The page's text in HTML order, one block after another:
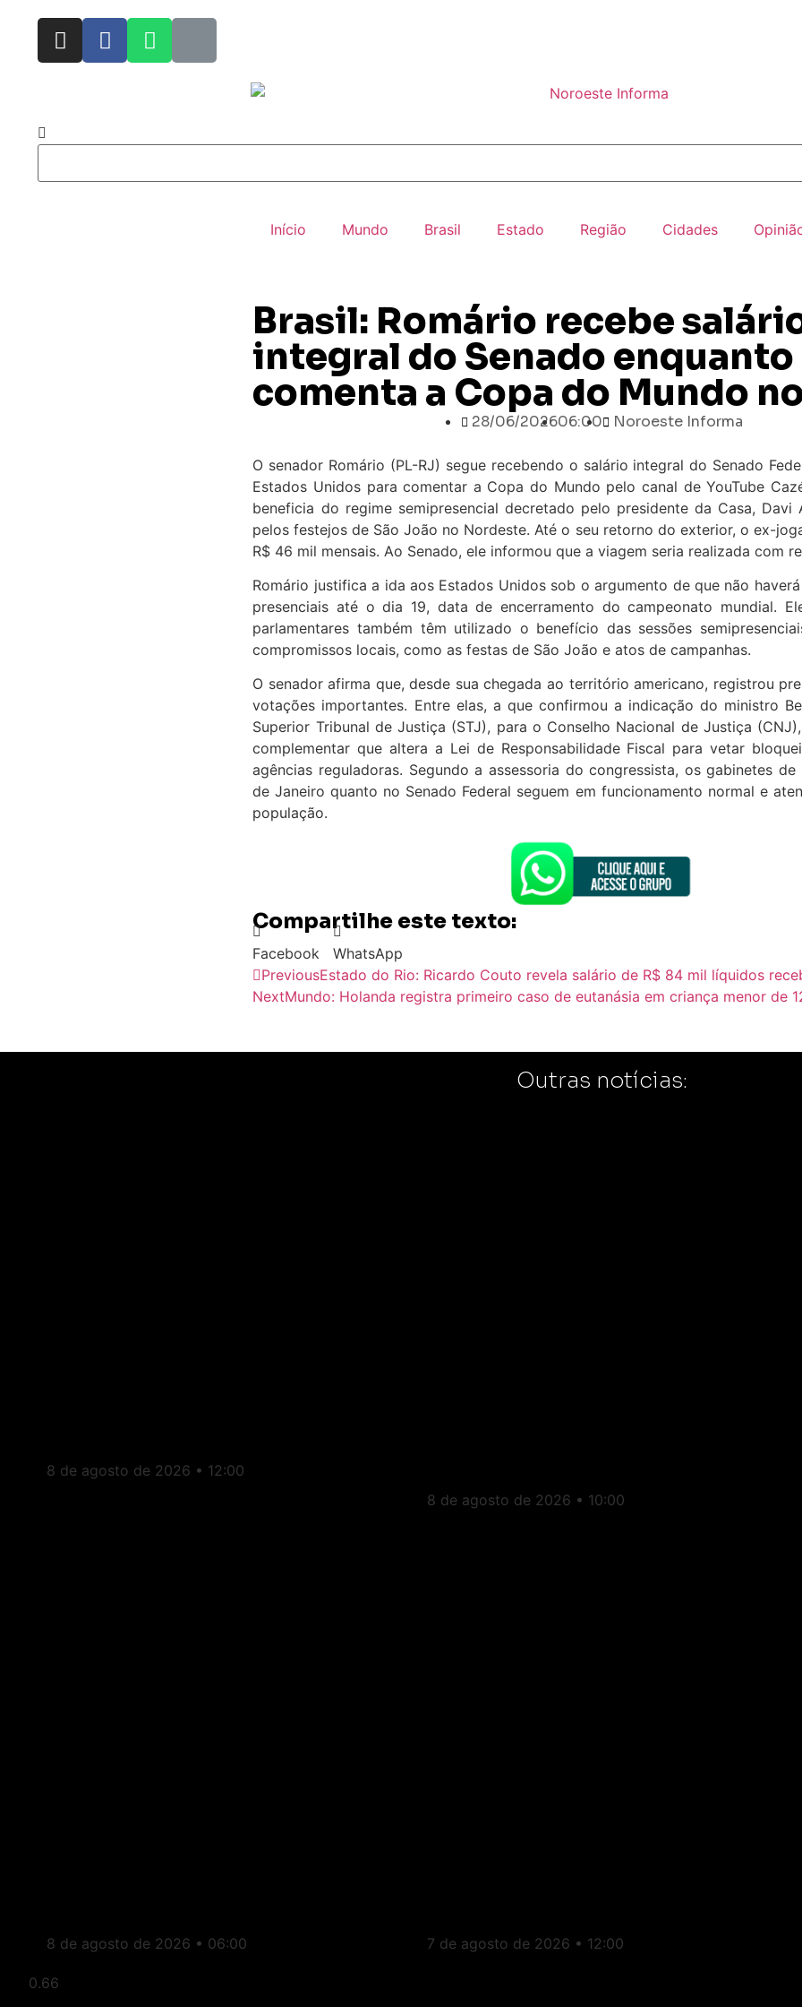
Início Mundo Brasil Estado Região Cidades
Brasil: Romário recebe
integral do Senado enquanto
comenta a Copa do Mundo
28/06/202606:00 Noroeste Informa
O senador Romário (PL-RJ) segue recebendo o salário integral do Senado
Estados Unidos para comentar a Copa do Mundo pelo canal de YouTube
beneficia do regime semipresencial decretado pelo presidente da Casa, Davi
pelos festejos de São João no Nordeste. Até o seu retorno do exterior, o ex-
R$ 46 mil mensais. Ao Senado, ele informou que a viagem seria realizada com
Romário justifica a ida aos Estados Unidos sob o argumento de que não
presenciais até o dia 19, data de encerramento do campeonato mundial.
parlamentares também têm utilizado o benefício das sessões
compromissos locais, como as festas de São João e atos de campanhas.
O senador afirma que, desde sua chegada ao território americano, registrou
votações importantes. Entre elas, a que confirmou a indicação do ministro
Superior Tribunal de Justiça (STJ), para o Conselho Nacional de Justiça
complementar que altera a Lei de Responsabilidade Fiscal para vetar
agências reguladoras. Segundo a assessoria do congressista, os gabinetes
de Janeiro quanto no Senado Federal seguem em funcionamento normal e
população.
Compartilhe este texto:
Facebook
WhatsApp
PreviousEstado do Rio: Ricardo Couto revela salário de R$ 84 mil líquidos
NextMundo: Holanda registra primeiro caso de eutanásia em criança menor de
Outras notícias:
8 de agosto de 2026 12:00
8 de agosto de 2026 10:00
8 de agosto de 2026 06:00 7 de agosto de 2026 12:00